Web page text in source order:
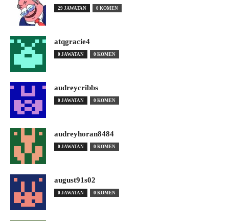
29 JAWATAN 0 KOMEN
atqgracie4
0 JAWATAN 0 KOMEN
audreycribbs
0 JAWATAN 0 KOMEN
audreyhoran8484
0 JAWATAN 0 KOMEN
august91s02
0 JAWATAN 0 KOMEN